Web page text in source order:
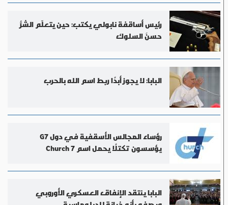
رئيس أساقفة نابولي يكتب: حين يتعلّم الشرُّ
حسنَ السلوك
البابا: لا يجوز أبدًا ربط اسم الله بالحرب
رؤساء المجالس الأسقفية في دول G7
يؤسسون تكتلًا يحمل اسم Church 7
البابا ينتقد الإنفاق العسكري الأوروبي